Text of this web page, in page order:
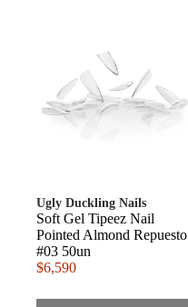
Ugly Duckling Nails
Soft Gel Tipeez Nail
Pointed Almond Repuesto
#03 50un
$6,590